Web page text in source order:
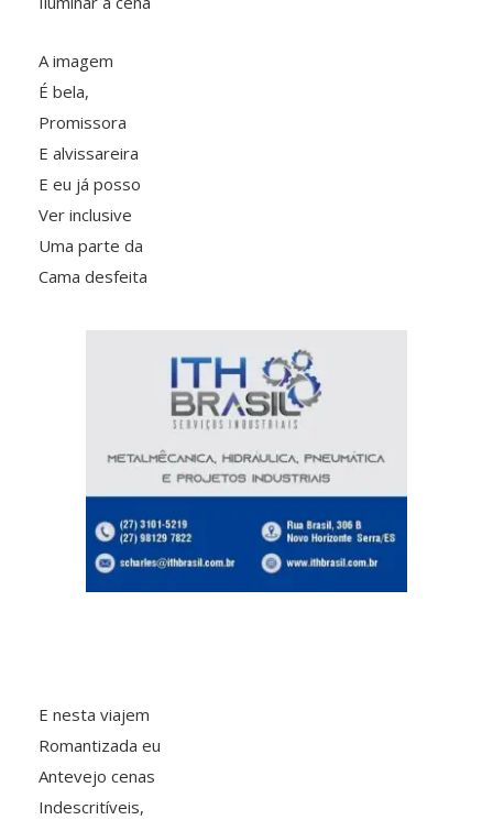
A imagem
É bela,
Promissora
E alvissareira
E eu já posso
Ver inclusive
Uma parte da
Cama desfeita
E nesta viajem
Romantizada eu
Antevejo cenas
Indescritíveis,